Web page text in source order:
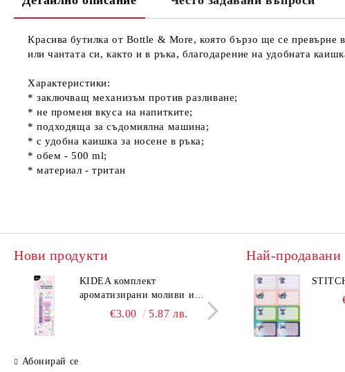
Красива бутилка от Bottle & More, която бързо ще се превърне
или чантата си, както и в ръка, благодарение на удобната
Характеристики:
* заключващ механизъм против разливане;
* не променя вкуса на напитките;
* подходяща за съдомиялна машина;
* с удобна каишка за носене в ръка;
* обем - 500 ml;
* материал - тритан
Нови продукти
KIDEA комплект
ароматизирани моливи и
гуми Котешки лапи
€3.00 5.87 лв.
KIDEA
гуми
Абонирай се
Най-продавани